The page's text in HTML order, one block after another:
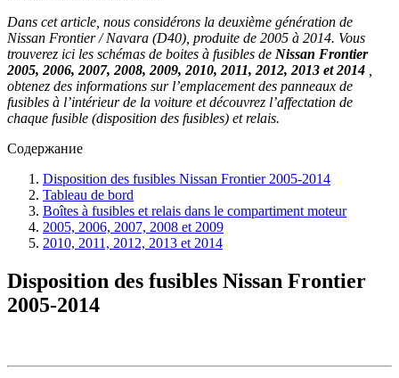
Dans cet article, nous considérons la deuxième génération de
Nissan Frontier / Navara (D40), produite de 2005 à 2014. Vous
trouverez ici les schémas de boites à fusibles de Nissan Frontier
2005, 2006, 2007, 2008, 2009, 2010, 2011, 2012, 2013 et 2014
obtenez des informations sur l’emplacement des panneaux de
fusibles à l’intérieur de la voiture et découvrez l’affectation de
chaque fusible (disposition des fusibles) et relais.
Содержание
Disposition des fusibles Nissan Frontier 2005-2014
Tableau de bord
Boîtes à fusibles et relais dans le compartiment moteur
2005, 2006, 2007, 2008 et 2009
2010, 2011, 2012, 2013 et 2014
Disposition des fusibles Nissan Frontier
2005-2014